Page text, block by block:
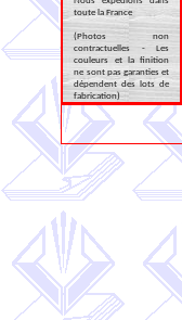
toute la France
(Photos non
contractuelles - Les
couleurs et la finition
ne sont pas garanties et
dépendent des lots de
fabrication)